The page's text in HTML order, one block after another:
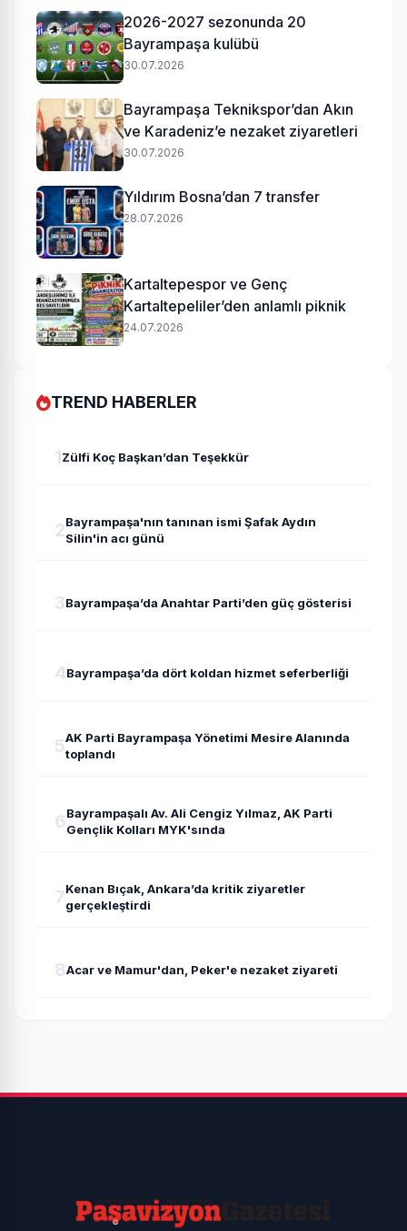
2026-2027 sezonunda 20
Bayrampaşa kulübü
30.07.2026
Bayrampaşa Teknikspor’dan Akın
ve Karadeniz’e nezaket ziyaretleri
30.07.2026
Yıldırım Bosna’dan 7 transfer
28.07.2026
Kartaltepespor ve Genç
Kartaltepeliler’den anlamlı piknik
24.07.2026
TREND HABERLER
1Zülfi Koç Başkan’dan Teşekkür
2Bayrampaşa'nın tanınan ismi Şafak Aydın
Silin'in acı günü
3Bayrampaşa’da Anahtar Parti’den güç gösterisi
4Bayrampaşa’da dört koldan hizmet seferberliği
5AK Parti Bayrampaşa Yönetimi Mesire Alanında
toplandı
6Bayrampaşalı Av. Ali Cengiz Yılmaz, AK Parti
Gençlik Kolları MYK'sında
7Kenan Bıçak, Ankara’da kritik ziyaretler
gerçekleştirdi
8Acar ve Mamur'dan, Peker'e nezaket ziyareti